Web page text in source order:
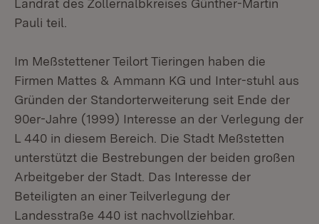
Landrat des Zollernalbkreises Günther-Martin
Pauli teil.
Im Meßstettener Teilort Tieringen haben die
Firmen Mattes & Ammann KG und Inter-stuhl aus
Gründen der Standorterweiterung seit Ende der
90er-Jahre (1999) Interesse an der Verlegung der
L 440 in diesem Bereich. Die Stadt Meßstetten
unterstützt die Bestrebungen der beiden großen
Arbeitgeber der Stadt. Das Interesse der
Beteiligten an einer Teilverlegung der
Landesstraße 440 ist nachvollziehbar.